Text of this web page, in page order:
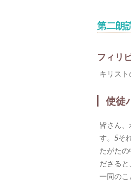
第二朗
フィリ
キリス
使徒
皆さん、
す。 5そ
たがた
ださると
一同のこ